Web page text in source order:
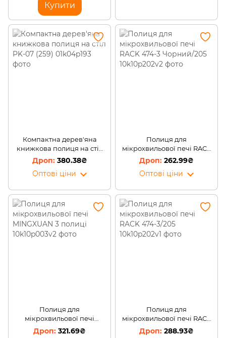
Купити
Компактна дерев'яна
книжкова полиця на стіл
PK-07 (259)
380.38₴
Оптові ціни
Полиця для
мікрохвильової печі RACK
474-3 Чорний/205
262.99₴
Оптові ціни
Полиця для
мікрохвильової печі
MINGXUAN 3 полиці
321.69₴
Полиця для
мікрохвильової печі RACK
474-3/205
288.93₴